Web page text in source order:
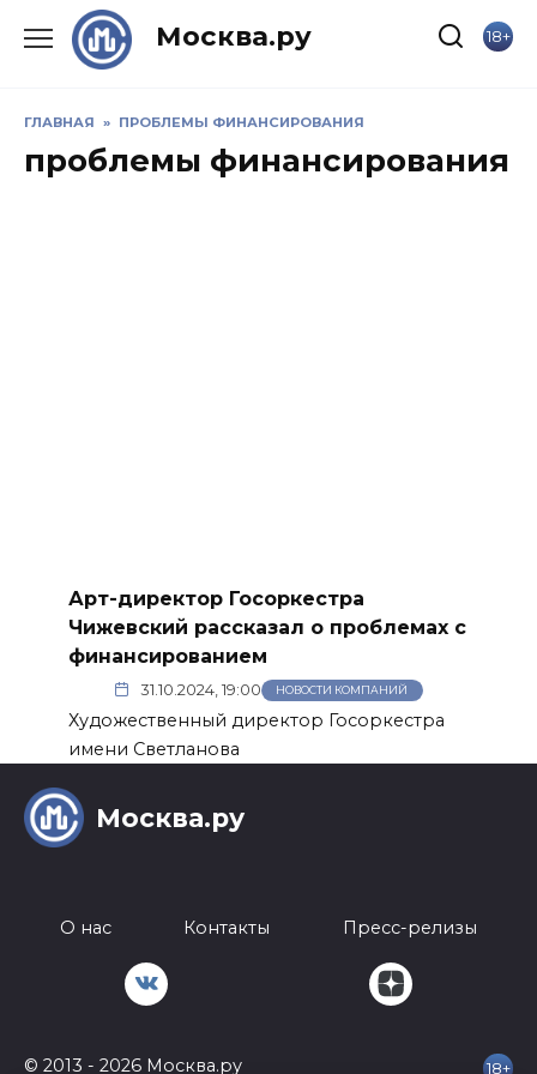
Москва.ру 18+
ГЛАВНАЯ » ПРОБЛЕМЫ ФИНАНСИРОВАНИЯ
проблемы финансирования
Арт-директор Госоркестра
Чижевский рассказал о проблемах с
финансированием
31.10.2024, 19:00 НОВОСТИ КОМПАНИЙ
Художественный директор Госоркестра
имени Светланова
Москва.ру
О нас Контакты Пресс-релизы
© 2013 - 2026 Москва.ру 18+